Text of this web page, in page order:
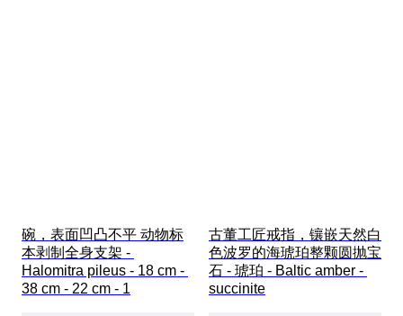
碗，表面凹凸不平 动物标
本剥制全身支架 -
Halomitra pileus - 18 cm -
38 cm - 22 cm - 1
古董工匠戒指，镶嵌天然白
色波罗的海琥珀整颗圆抛宝
石 - 琥珀 - Baltic amber -
succinite